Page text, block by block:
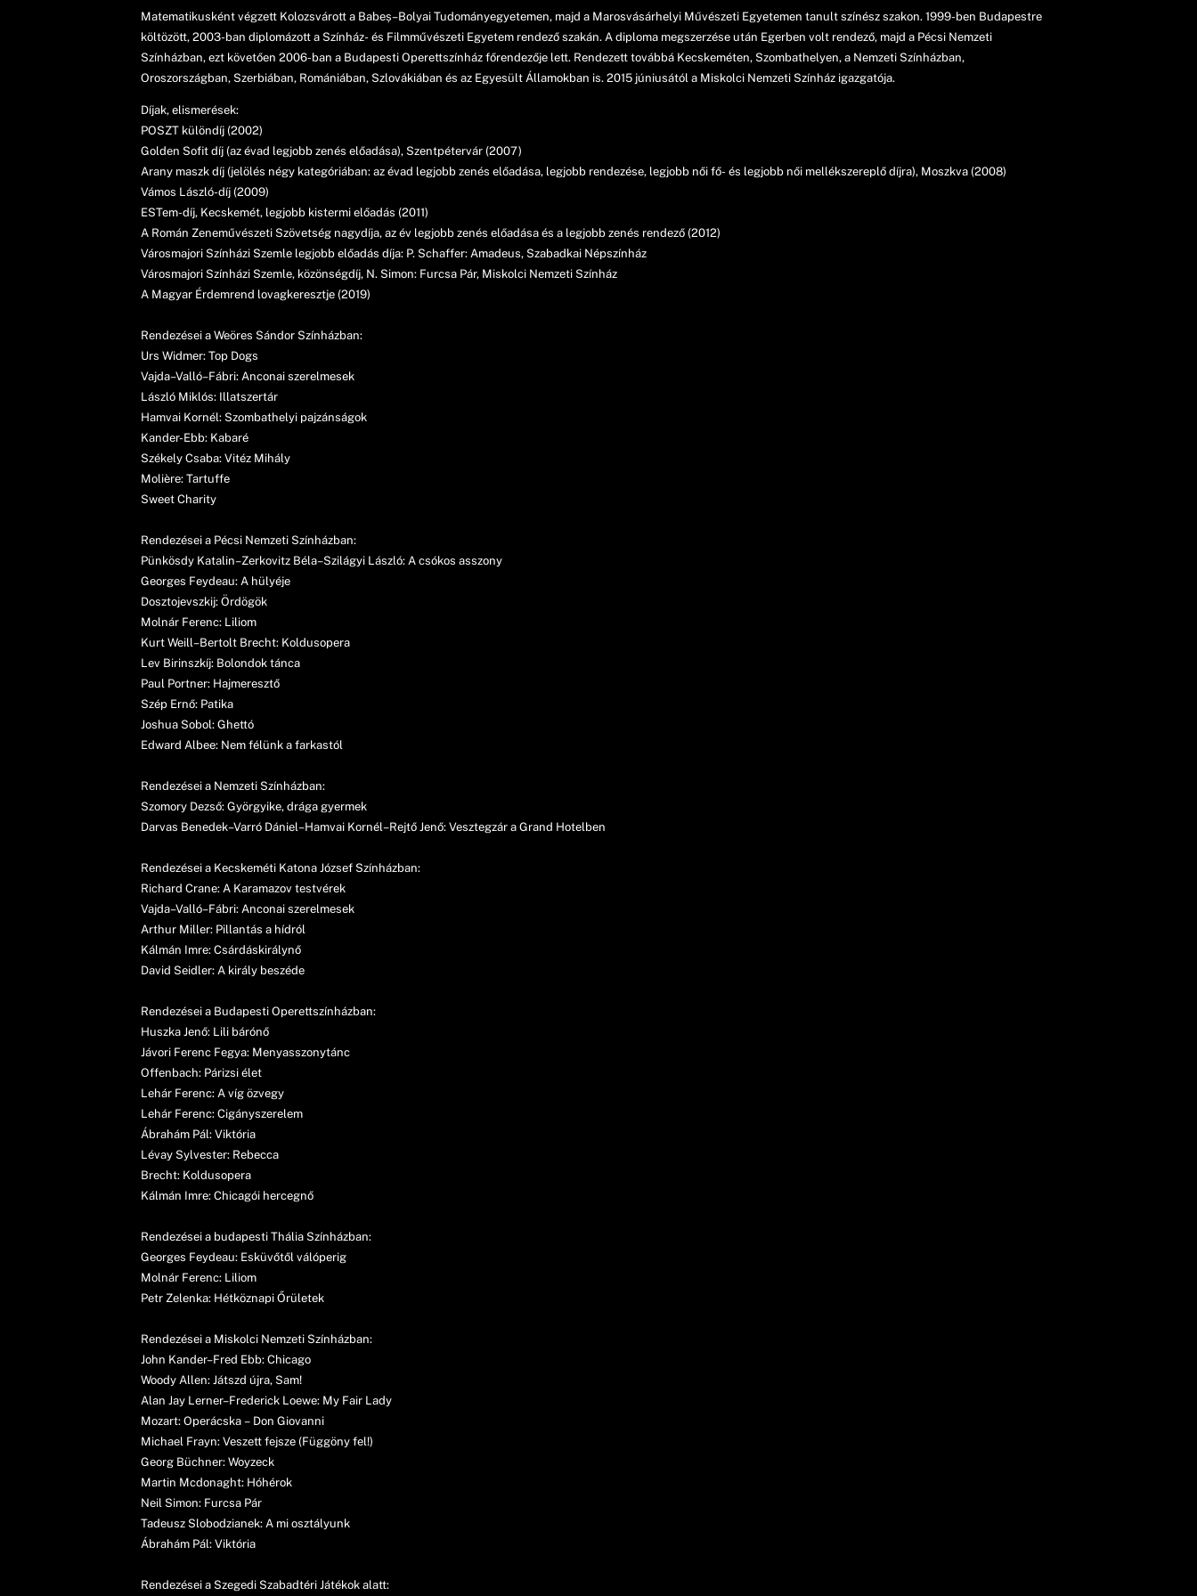
Matematikusként végzett Kolozsvárott a Babeș–Bolyai Tudományegyetemen, majd a Marosvásárhelyi Művészeti Egyetemen tanult színész szakon. 1999-ben Budapestre
költözött, 2003-ban diplomázott a Színház- és Filmművészeti Egyetem rendező szakán. A diploma megszerzése után Egerben volt rendező, majd a Pécsi Nemzeti
Színházban, ezt követően 2006-ban a Budapesti Operettszínház főrendezője lett. Rendezett továbbá Kecskeméten, Szombathelyen, a Nemzeti Színházban,
Oroszországban, Szerbiában, Romániában, Szlovákiában és az Egyesült Államokban is. 2015 júniusától a Miskolci Nemzeti Színház igazgatója.
Díjak, elismerések:
POSZT különdíj (2002)
Golden Sofit díj (az évad legjobb zenés előadása), Szentpétervár (2007)
Arany maszk díj (jelölés négy kategóriában: az évad legjobb zenés előadása, legjobb rendezése, legjobb női fő- és legjobb női mellékszereplő díjra), Moszkva (2008)
Vámos László-díj (2009)
ESTem-díj, Kecskemét, legjobb kistermi előadás (2011)
A Román Zeneművészeti Szövetség nagydíja, az év legjobb zenés előadása és a legjobb zenés rendező (2012)
Városmajori Színházi Szemle legjobb előadás díja: P. Schaffer: Amadeus, Szabadkai Népszínház
Városmajori Színházi Szemle, közönségdíj, N. Simon: Furcsa Pár, Miskolci Nemzeti Színház
A Magyar Érdemrend lovagkeresztje (2019)
Rendezései a Weöres Sándor Színházban:
Urs Widmer: Top Dogs
Vajda–Valló–Fábri: Anconai szerelmesek
László Miklós: Illatszertár
Hamvai Kornél: Szombathelyi pajzánságok
Kander-Ebb: Kabaré
Székely Csaba: Vitéz Mihály
Molière: Tartuffe
Sweet Charity
Rendezései a Pécsi Nemzeti Színházban:
Pünkösdy Katalin–Zerkovitz Béla–Szilágyi László: A csókos asszony
Georges Feydeau: A hülyéje
Dosztojevszkij: Ördögök
Molnár Ferenc: Liliom
Kurt Weill–Bertolt Brecht: Koldusopera
Lev Birinszkíj: Bolondok tánca
Paul Portner: Hajmeresztő
Szép Ernő: Patika
Joshua Sobol: Ghettó
Edward Albee: Nem félünk a farkastól
Rendezései a Nemzeti Színházban:
Szomory Dezső: Györgyike, drága gyermek
Darvas Benedek–Varró Dániel–Hamvai Kornél–Rejtő Jenő: Vesztegzár a Grand Hotelben
Rendezései a Kecskeméti Katona József Színházban:
Richard Crane: A Karamazov testvérek
Vajda–Valló–Fábri: Anconai szerelmesek
Arthur Miller: Pillantás a hídról
Kálmán Imre: Csárdáskirálynő
David Seidler: A király beszéde
Rendezései a Budapesti Operettszínházban:
Huszka Jenő: Lili bárónő
Jávori Ferenc Fegya: Menyasszonytánc
Offenbach: Párizsi élet
Lehár Ferenc: A víg özvegy
Lehár Ferenc: Cigányszerelem
Ábrahám Pál: Viktória
Lévay Sylvester: Rebecca
Brecht: Koldusopera
Kálmán Imre: Chicagói hercegnő
Rendezései a budapesti Thália Színházban:
Georges Feydeau: Esküvőtől válóperig
Molnár Ferenc: Liliom
Petr Zelenka: Hétköznapi Őrületek
Rendezései a Miskolci Nemzeti Színházban:
John Kander–Fred Ebb: Chicago
Woody Allen: Játszd újra, Sam!
Alan Jay Lerner–Frederick Loewe: My Fair Lady
Mozart: Operácska – Don Giovanni
Michael Frayn: Veszett fejsze (Függöny fel!)
Georg Büchner: Woyzeck
Martin Mcdonaght: Hóhérok
Neil Simon: Furcsa Pár
Tadeusz Slobodzianek: A mi osztályunk
Ábrahám Pál: Viktória
Rendezései a Szegedi Szabadtéri Játékok alatt: